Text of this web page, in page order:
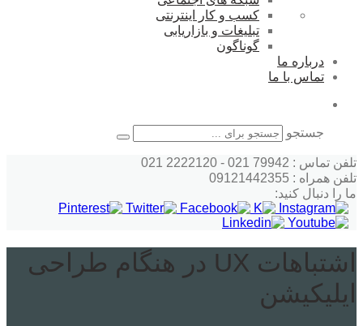
کسب و کار اینترنتی
تبلیغات و بازاریابی
گوناگون
درباره ما
تماس با ما
جستجو
تلفن تماس : 79942 021 - 2222120 021
تلفن همراه : 09121442355
ما را دنبال کنید:
اشتباهات UX در هنگام طراحی
ایلیکیشن